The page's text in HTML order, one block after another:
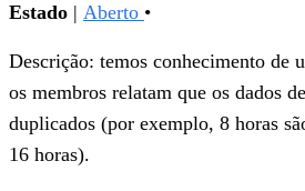
Estado | Aberto •
Descrição: temos conhecimento de
os membros relatam que os dados
duplicados (por exemplo, 8 horas
16 horas).